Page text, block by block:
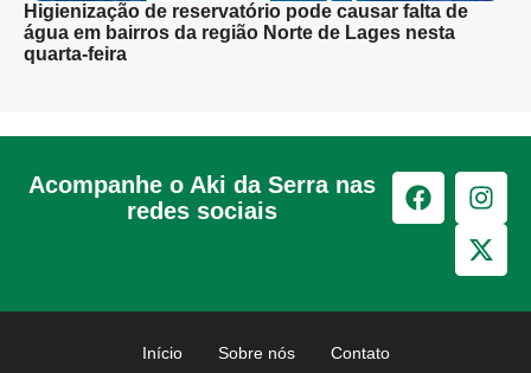
Higienização de reservatório pode causar falta de
água em bairros da região Norte de Lages nesta
quarta-feira
Acompanhe o Aki da Serra nas
redes sociais
Início Sobre nós Contato